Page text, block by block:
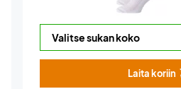
Laita koriin